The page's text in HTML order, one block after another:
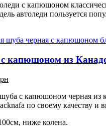
с капюшоном
автоледи пользуется
капюшоном из
с капюшоном черная
по своему качеству и
ниже колена.